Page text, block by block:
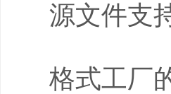
源文件支
格式工厂